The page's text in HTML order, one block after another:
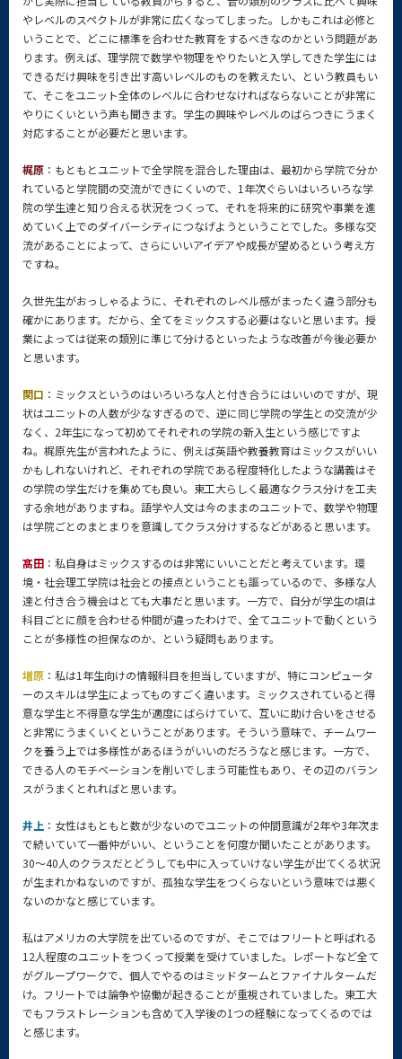
やレベルのスペクトルが非常に広くなってしまった。しかもこれは必修と
いうことで、どこに標準を合わせた教育をするべきなのかという問題があ
ります。例えば、理学院で数学や物理をやりたいと入学してきた学生には
できるだけ興味を引き出す高いレベルのものを教えたい、という教員もい
て、そこをユニット全体のレベルに合わせなければならないことが非常に
やりにくいという声も聞きます。学生の興味やレベルのばらつきにうまく
対応することが必要だと思います。
梶原 ：もともとユニットで全学院を混合した理由は、最初から学院で分か
れていると学院間の交流ができにくいので、1年次ぐらいはいろいろな学
院の学生達と知り合える状況をつくって、それを将来的に研究や事業を進
めていく上でのダイバーシティにつなげようということでした。多様な交
流があることによって、さらにいいアイデアや成長が望めるという考え方
ですね。
久世先生がおっしゃるように、それぞれのレベル感がまったく違う部分も
確かにあります。だから、全てをミックスする必要はないと思います。授
業によっては従来の類別に準じて分けるといったような改善が今後必要か
と思います。
関口 ：ミックスというのはいろいろな人と付き合うにはいいのですが、現
状はユニットの人数が少なすぎるので、逆に同じ学院の学生との交流が少
なく、2年生になって初めてそれぞれの学院の新入生という感じですよ
ね。梶原先生が言われたように、例えば英語や教養教育はミックスがいい
かもしれないけれど、それぞれの学院である程度特化したような講義はそ
の学院の学生だけを集めても良い。東工大らしく最適なクラス分けを工夫
する余地がありますね。語学や人文は今のままのユニットで、数学や物理
は学院ごとのまとまりを意識してクラス分けするなどがあると思います。
髙田 ：私自身はミックスするのは非常にいいことだと考えています。環
境・社会理工学院は社会との接点ということも謳っているので、多様な人
達と付き合う機会はとても大事だと思います。一方で、自分が学生の頃は
科目ごとに顔を合わせる仲間が違ったわけで、全てユニットで動くという
ことが多様性の担保なのか、という疑問もあります。
増原 ：私は1年生向けの情報科目を担当していますが、特にコンピュータ
ーのスキルは学生によってものすごく違います。ミックスされていると得
意な学生と不得意な学生が適度にばらけていて、互いに助け合いをさせる
と非常にうまくいくということがあります。そういう意味で、チームワー
クを養う上では多様性があるほうがいいのだろうなと感じます。一方で、
できる人のモチベーションを削いでしまう可能性もあり、その辺のバラン
スがうまくとれればと思います。
井上 ：女性はもともと数が少ないのでユニットの仲間意識が2年や3年次ま
で続いていて一番仲がいい、ということを何度か聞いたことがあります。
30～40人のクラスだとどうしても中に入っていけない学生が出てくる状況
が生まれかねないのですが、孤独な学生をつくらないという意味では悪く
ないのかなと感じています。
私はアメリカの大学院を出ているのですが、そこではフリートと呼ばれる
12人程度のユニットをつくって授業を受けていました。レポートなど全て
がグループワークで、個人でやるのはミッドタームとファイナルタームだ
け。フリートでは論争や協働が起きることが重視されていました。東工大
でもフラストレーションも含めて入学後の1つの経験になってくるのでは
と感じます。